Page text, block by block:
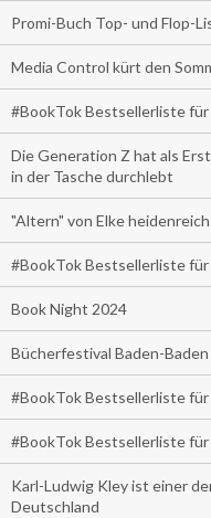
Promi-Buch Top- und Flop-
Media Control kürt den
#BookTok Bestsellerliste
Die Generation Z hat als
in der Tasche durchlebt
"Altern" von Elke heidenreich
#BookTok Bestsellerliste
Book Night 2024
Bücherfestival Baden-
#BookTok Bestsellerliste
#BookTok Bestsellerliste
Karl-Ludwig Kley ist einer
Deutschland